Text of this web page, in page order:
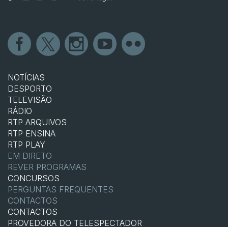
NOTÍCIAS
DESPORTO
TELEVISÃO
RÁDIO
RTP ARQUIVOS
RTP ENSINA
RTP PLAY
EM DIRETO
REVER PROGRAMAS
CONCURSOS
PERGUNTAS FREQUENTES
CONTACTOS
CONTACTOS
PROVEDORA DO TELESPECTADOR